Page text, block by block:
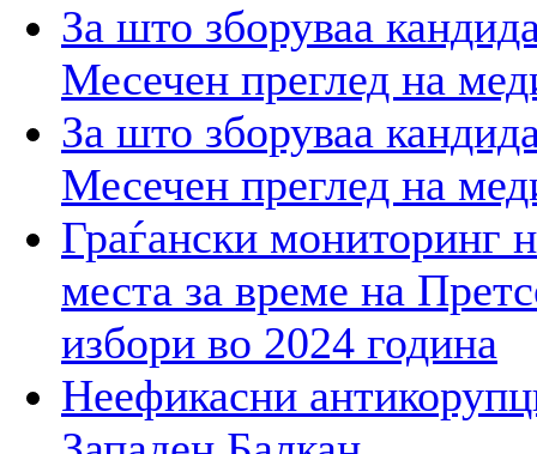
За што зборуваа
Месечен преглед на
За што зборуваа
Месечен преглед на
Граѓански мониторинг
места за време на
избори во 2024 година
Неефикасни